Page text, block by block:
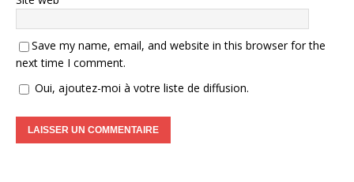
Save my name, email, and website in this browser for the
next time I comment.
Oui, ajoutez-moi à votre liste de diffusion.